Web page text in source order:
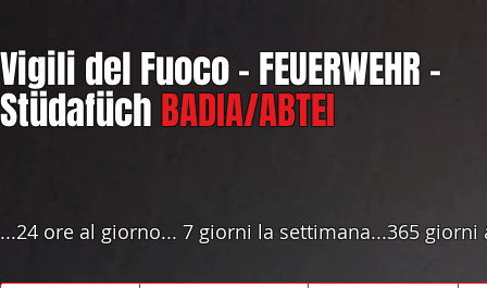
Vigili del Fuoco - FEUERWEHR -
StüdafüchBADIA/ABTEI
...24 ore al giorno... 7 giorni la settimana...365